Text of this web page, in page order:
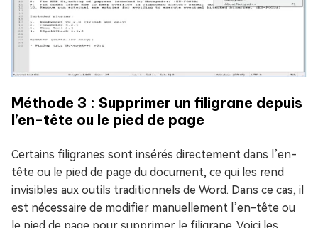
Méthode 3 : Supprimer un filigrane depuis
l’en-tête ou le pied de page
Certains filigranes sont insérés directement dans l’en-
tête ou le pied de page du document, ce qui les rend
invisibles aux outils traditionnels de Word. Dans ce cas, il
est nécessaire de modifier manuellement l’en-tête ou